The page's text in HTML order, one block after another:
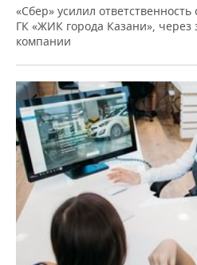
«Сбер» усилил ответственность
ГК «ЖИК города Казани», через
компании